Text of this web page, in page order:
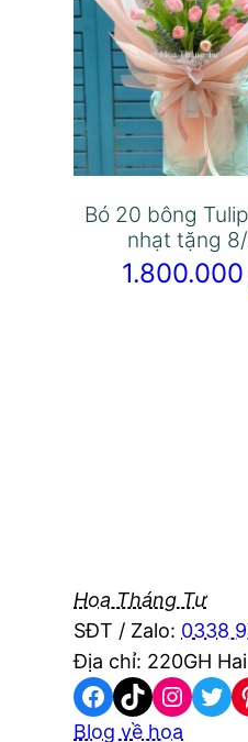
Bó 20 bông
nhạt tặng
1.800.000
Hoa Tháng Tư
SĐT / Zalo: 0338
Địa chỉ: 220GH
Facebook
TikTok
Blog về hoa